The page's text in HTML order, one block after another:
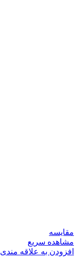
مقایسه
مشاهده سریع
افزودن به علاقه مندی